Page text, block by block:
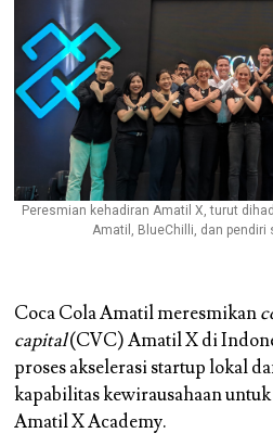
Peresmian kehadiran Amatil X, turut
Amatil, BlueChilli, dan pendiri
Coca Cola Amatil meresmikan
capital(CVC) Amatil X di
proses akselerasi startup lokal
kapabilitas kewirausahaan
Amatil X Academy.